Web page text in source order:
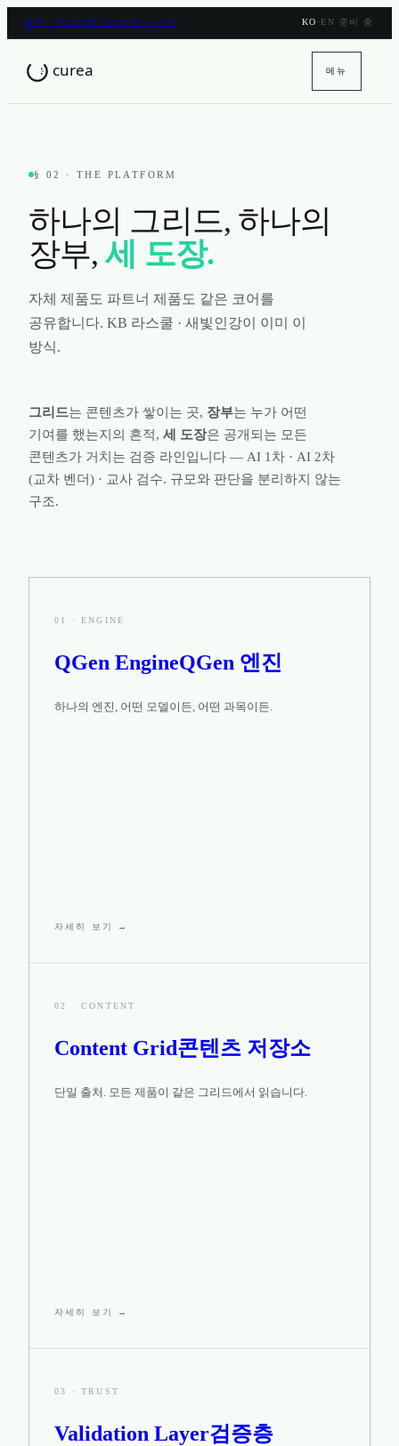
풀림 · PULLIM 2026.06.15 GA KO · EN 준비 중
메뉴
§ 02 · THE PLATFORM
하나의 그리드, 하나의
장부,세 도장.
자체 제품도 파트너 제품도 같은 코어를
공유합니다. KB 라스쿨 · 새빛인강이 이미 이
방식.
그리드는 콘텐츠가 쌓이는 곳, 장부는 누가 어떤
기여를 했는지의 흔적, 세 도장은 공개되는 모든
콘텐츠가 거치는 검증 라인입니다 — AI 1차 · AI 2차
(교차 벤더) · 교사 검수. 규모와 판단을 분리하지 않는
구조.
01 ·ENGINE
QGen EngineQGen 엔진
하나의 엔진, 어떤 모델이든, 어떤 과목이든.
자세히 보기 →
02 ·CONTENT
Content Grid콘텐츠 저장소
단일 출처. 모든 제품이 같은 그리드에서 읽습니다.
자세히 보기 →
03 ·TRUST
Validation Layer검증층